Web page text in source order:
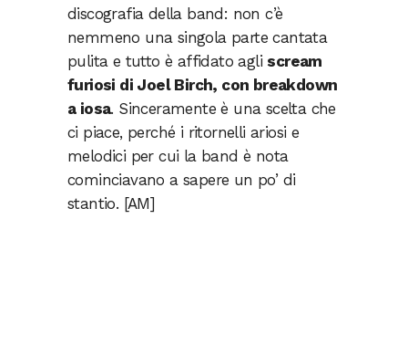
discografia della band: non c’è
nemmeno una singola parte cantata
pulita e tutto è affidato agli scream
furiosi di Joel Birch, con breakdown
a iosa. Sinceramente è una scelta che
ci piace, perché i ritornelli ariosi e
melodici per cui la band è nota
cominciavano a sapere un po’ di
stantio. [AM]